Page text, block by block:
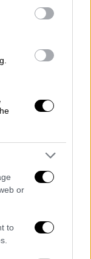
or
to
ξυλοδαρμό
γονείς για